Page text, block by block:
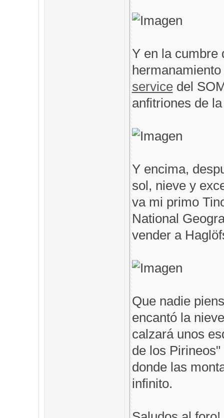
Y en la cumbre
servicedel
anfitriones de
Y encima,
sol, nieve y
va mi primo
National
vender a
Que nadie
encantó la
calzará unos
de los
donde las
infinito.